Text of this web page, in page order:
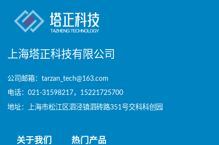
上海塔正科技有限公司
公司邮箱：tarzan_tech@163.com
电话：021-31598217，15221725700
地址：上海市松江区泗泾镇泗砖路351号交科科创园
关于我们 热门产品